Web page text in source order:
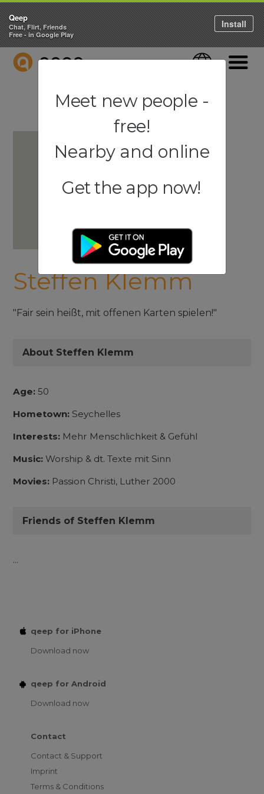
QEEP Language
Steffen Klemm
"Fair sein heißt, mit offenen Karten spielen!"
About Steffen Klemm
Age: 50
Hometown: Seychelles
Interests: Mehr Menschlichkeit & Gefühl
Music: Worship & dt. Texte mit Sinn
Movies: Passion Christi, Luther 2000
Friends of Steffen Klemm
...
qeep for iPhone
Download now
qeep for Android
Download now
Contact
Contact & Support
Imprint
Terms & Conditions
Qeep
Chat, Flirt, Friends
Free - in Google Play
Install
Meet new people -
free!
Nearby and online
Get the app now!